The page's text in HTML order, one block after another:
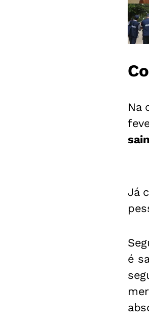
Na
Já
é